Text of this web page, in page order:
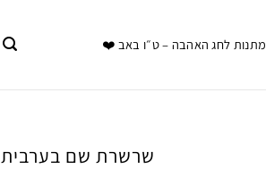
מתנות לחג האהבה – ט״ו באב ❤️
שרשרת שם בערבית